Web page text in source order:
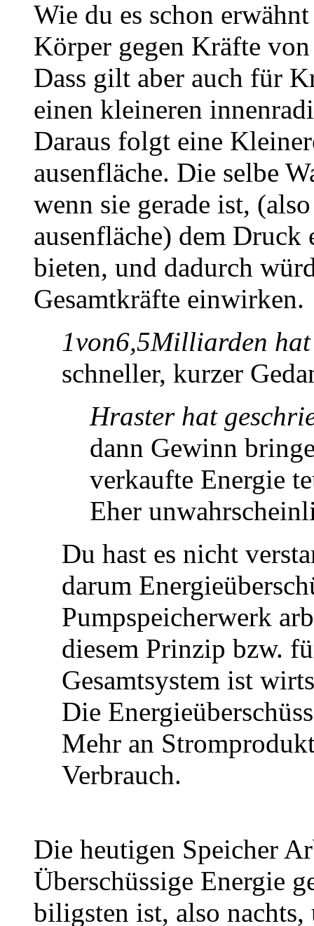
Wie du es schon
Körper gegen Kräfte
Dass gilt aber auch für
einen kleineren
Daraus folgt eine
ausenfläche. Die selbe
wenn sie gerade ist,
ausenfläche) dem
bieten, und dadurch
Gesamtkräfte einwirken.
1von6,5Milliarden
schneller, kurzer
Hraster hat
dann Gewinn
verkaufte Energie
Eher
Du hast es nicht
darum
Pumpspeicherwerk
diesem Prinzip bzw.
Gesamtsystem ist
Die
Mehr an
Verbrauch.
Die heutigen Speicher
Überschüssige Energie
biligsten ist, also